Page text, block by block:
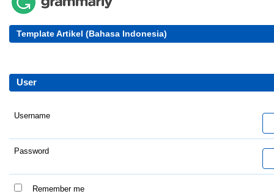
Template Artikel (Bahasa Indonesia)
User
Username
Password
Remember me